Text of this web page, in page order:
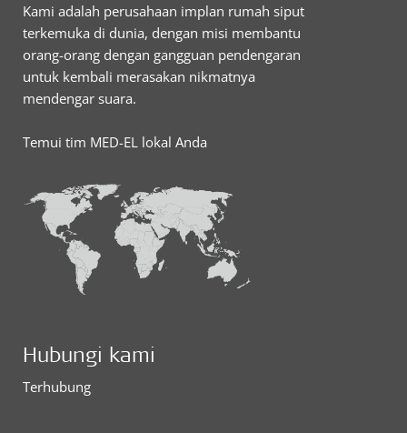
Kami adalah perusahaan implan rumah siput
terkemuka di dunia, dengan misi membantu
orang-orang dengan gangguan pendengaran
untuk kembali merasakan nikmatnya
mendengar suara.
Temui tim MED-EL lokal Anda
Hubungi kami
Terhubung